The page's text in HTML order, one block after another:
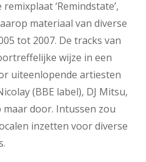
‘Remindstate’,
materiaal van diverse
tot 2007. De tracks van
wijze in een
uiteenlopende artiesten
(BBE label), DJ Mitsu,
maar door. Intussen zou
inzetten voor diverse